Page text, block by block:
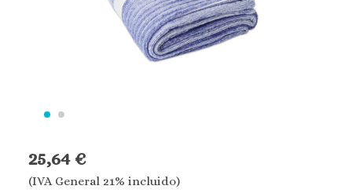
25,64 €
(IVA General 21% incluido)